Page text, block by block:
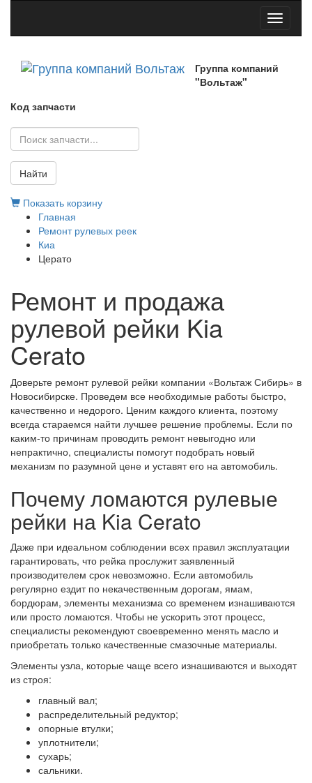
Toggle
Группа компаний
"Вольтаж"
Код запчасти
Найти
Показать корзину
Главная
Ремонт рулевых реек
Киа
Церато
Ремонт и продажа
рулевой рейки Kia
Cerato
Доверьте ремонт рулевой рейки компании «Вольтаж Сибирь» в
Новосибирске. Проведем все необходимые работы быстро,
качественно и недорого. Ценим каждого клиента, поэтому
всегда стараемся найти лучшее решение проблемы. Если по
каким-то причинам проводить ремонт невыгодно или
непрактично, специалисты помогут подобрать новый
механизм по разумной цене и уставят его на автомобиль.
Почему ломаются рулевые
рейки на Kia Cerato
Даже при идеальном соблюдении всех правил эксплуатации
гарантировать, что рейка прослужит заявленный
производителем срок невозможно. Если автомобиль
регулярно ездит по некачественным дорогам, ямам,
бордюрам, элементы механизма со временем изнашиваются
или просто ломаются. Чтобы не ускорить этот процесс,
специалисты рекомендуют своевременно менять масло и
приобретать только качественные смазочные материалы.
Элементы узла, которые чаще всего изнашиваются и выходят
из строя:
главный вал;
распределительный редуктор;
опорные втулки;
уплотнители;
сухарь;
сальники.